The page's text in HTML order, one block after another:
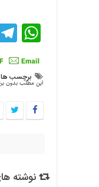
برچسب
این مطلب بدون
نوشته